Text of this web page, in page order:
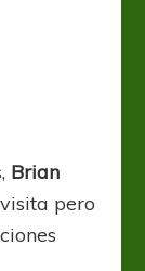
Brian
pero